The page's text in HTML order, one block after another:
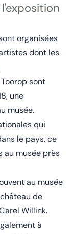
organisées
dont les
sont
une
musée.
qui
le pays, ce
au musée près
au musée
de
Willink.
à